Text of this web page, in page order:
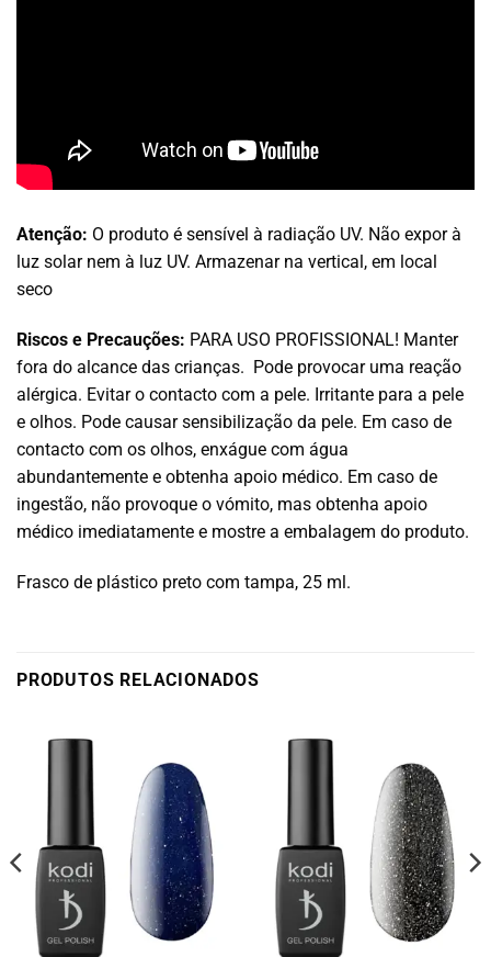
Atenção: O produto é sensível à radiação UV. Não expor à
luz solar nem à luz UV. Armazenar na vertical, em local
seco
Riscos e Precauções: PARA USO PROFISSIONAL! Manter
fora do alcance das crianças. Pode provocar uma reação
alérgica. Evitar o contacto com a pele. Irritante para a pele
e olhos. Pode causar sensibilização da pele. Em caso de
contacto com os olhos, enxágue com água
abundantemente e obtenha apoio médico. Em caso de
ingestão, não provoque o vómito, mas obtenha apoio
médico imediatamente e mostre a embalagem do produto.
Frasco de plástico preto com tampa, 25 ml.
PRODUTOS RELACIONADOS